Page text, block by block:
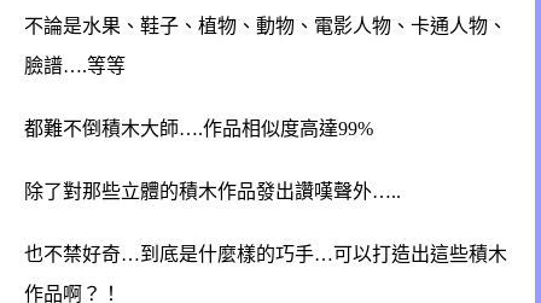
不論是水果、鞋子、植物、動物、電影人物、卡通人物、
臉譜….等等
都難不倒積木大師….作品相似度高達99%
除了對那些立體的積木作品發出讚嘆聲外…..
也不禁好奇…到底是什麼樣的巧手…可以打造出這些積木
作品啊？！